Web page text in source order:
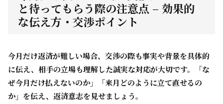
と待ってもらう際の注意点 – 効果的
な伝え方・交渉ポイント
今月だけ返済が難しい場合、交渉の際も事実や背景を具体的
に伝え、相手の立場も理解した誠実な対応が大切です。
「な
ぜ今月だけ払えないのか」「来月どのように立て直せるの
か」 を伝え、返済意志を見せましょう。